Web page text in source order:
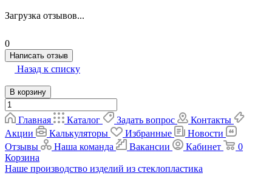
Загрузка отзывов...
0
Написать отзыв
Назад к списку
В корзину
Главная Каталог Задать вопрос
Контакты
Акции
Калькуляторы Избранные
Новости
Отзывы
Наша команда Вакансии Кабинет
0
Корзина
Наше производство изделий из стеклопластика